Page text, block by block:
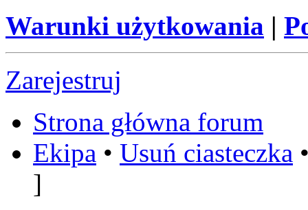
Warunki użytkowania |
Zarejestruj
Strona główna forum
Ekipa • Usuń ciasteczka
]